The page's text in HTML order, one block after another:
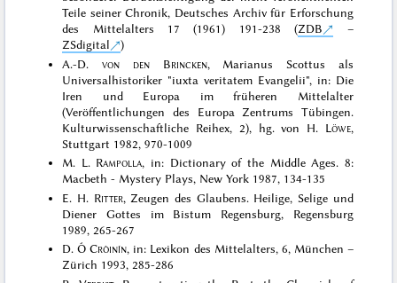
Teile seiner Chronik, Deutsches Archiv für Erforschung
des Mittelalters 17 (1961) 191-238 (ZDB
–
ZSdigital
)
A.-D.von den Brincken, Marianus Scottus als
Universalhistoriker "iuxta veritatem Evangelii", in: Die
Iren und Europa im früheren Mittelalter
(Veröffentlichungen des Europa Zentrums Tübingen.
Kulturwissenschaftliche Reihex, 2), hg. von H. Löwe,
Stuttgart 1982, 970-1009
M. L. Rampolla, in: Dictionary of the Middle Ages. 8:
Macbeth - Mystery Plays, New York 1987, 134-135
E. H. Ritter, Zeugen des Glaubens. Heilige, Selige und
Diener Gottes im Bistum Regensburg, Regensburg
1989, 265-267
D.Ó Cróinín, in: Lexikon des Mittelalters, 6, München –
Zürich 1993, 285-286